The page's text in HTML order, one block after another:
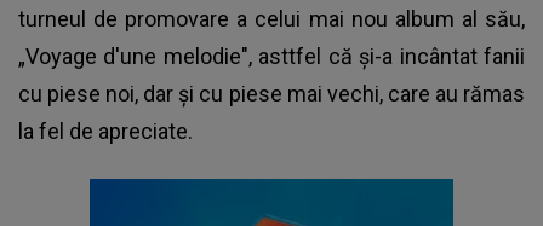
turneul de promovare a celui mai nou album al său,
„Voyage d'une melodie", asttfel că și-a incântat fanii
cu piese noi, dar și cu piese mai vechi, care au rămas
la fel de apreciate.